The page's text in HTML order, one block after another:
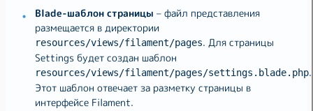
Blade-шаблон страницы – файл представления
размещается в директории
resources/views/filament/pages. Для страницы
Settings будет создан шаблон
resources/views/filament/pages/settings.blade.php.
Этот шаблон отвечает за разметку страницы в
интерфейсе Filament.